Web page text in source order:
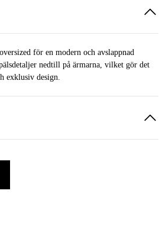
för en modern och avslappnad
nedtill på ärmarna, vilket gör det
exklusiv design.